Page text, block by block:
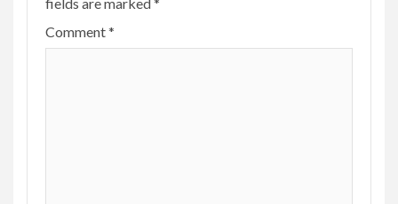
Comment*